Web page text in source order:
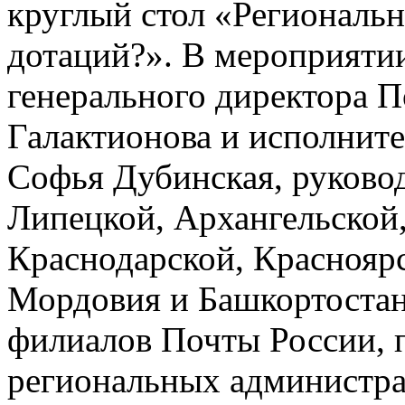
круглый стол
дотаций?». В
генерального директора
Галактионова и
Софья Дубинская,
Липецкой,
Краснодарской,
Мордовия и
филиалов Почты России,
региональных